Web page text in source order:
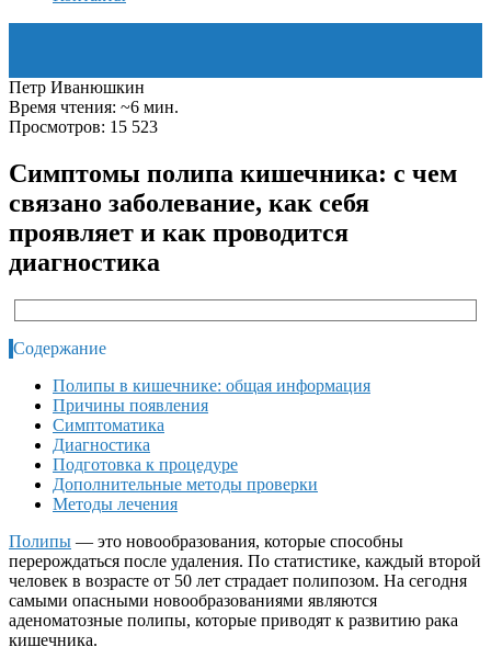
Петр Иванюшкин
Время чтения: ~6 мин.
Просмотров: 15 523
Симптомы полипа кишечника: с чем
связано заболевание, как себя
проявляет и как проводится
диагностика
Содержание
Полипы в кишечнике: общая информация
Причины появления
Симптоматика
Диагностика
Подготовка к процедуре
Дополнительные методы проверки
Методы лечения
Полипы — это новообразования, которые способны
перерождаться после удаления. По статистике, каждый второй
человек в возрасте от 50 лет страдает полипозом. На сегодня
самыми опасными новообразованиями являются
аденоматозные полипы, которые приводят к развитию рака
кишечника.